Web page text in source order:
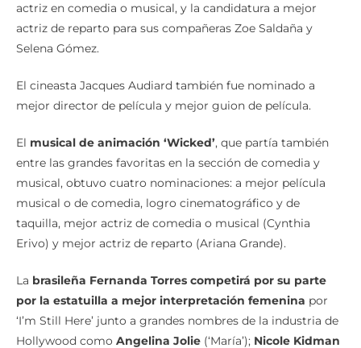
actriz de reparto para sus compañeras Zoe Saldaña y
Selena Gómez.
mejor director de película y mejor guion de película.
entre las grandes favoritas en la sección de comedia y
musical, obtuvo cuatro nominaciones: a mejor película
musical o de comedia, logro cinematográfico y de
taquilla, mejor actriz de comedia o musical (Cynthia
Erivo) y mejor actriz de reparto (Ariana Grande).
por la estatuilla a mejor interpretación femeninapor
‘I’m Still Here’ junto a grandes nombres de la industria de
Hollywood comoAngelina Jolie(‘María’);Nicole Kidman
(‘Babygirl’);Pamela Anderson(‘The Last Showgirl’); Kate